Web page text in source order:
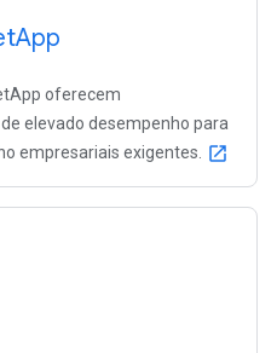
App
oferecem
elevado desempenho para
empresariais exigentes.
open_in_new